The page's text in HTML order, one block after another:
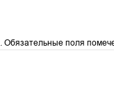
Обязательные поля